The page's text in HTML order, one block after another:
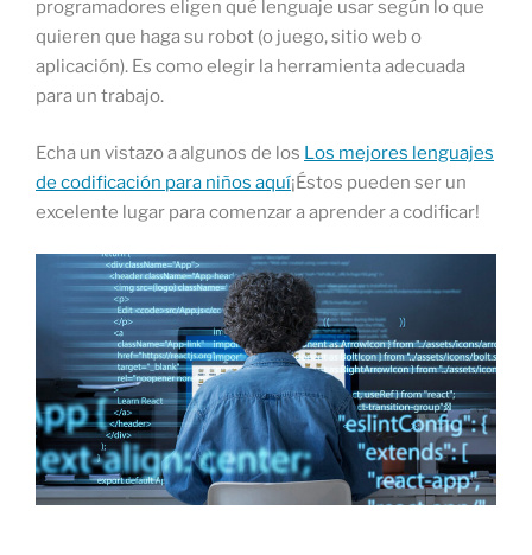
programadores eligen qué lenguaje usar según lo que
quieren que haga su robot (o juego, sitio web o
aplicación). Es como elegir la herramienta adecuada
para un trabajo.
Echa un vistazo a algunos de los Los mejores lenguajes
de codificación para niños aquí¡Éstos pueden ser un
excelente lugar para comenzar a aprender a codificar!